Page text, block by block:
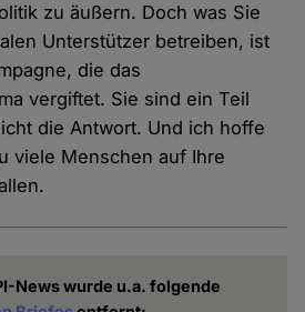
zu äußern. Doch was Sie
Unterstützer betreiben, ist
die das
vergiftet. Sie sind ein Teil
die Antwort. Und ich hoffe
viele Menschen auf Ihre
News wurde u.a. folgende